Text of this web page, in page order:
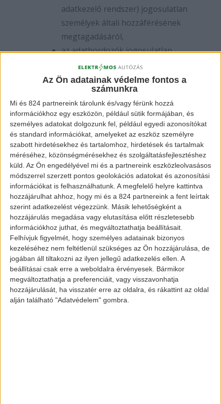
Az Ön adatainak védelme fontos a
számunkra
Mi és 824 partnereink tárolunk és/vagy férünk hozzá
információkhoz egy eszközön, például sütik formájában, és
személyes adatokat dolgozunk fel, például egyedi azonosítókat
és standard információkat, amelyeket az eszköz személyre
szabott hirdetésekhez és tartalomhoz, hirdetések és tartalmak
méréséhez, közönségmérésekhez és szolgáltatásfejlesztéshez
küld. Az Ön engedélyével mi és a partnereink eszközleolvasásos
módszerrel szerzett pontos geolokációs adatokat és azonosítási
információkat is felhasználhatunk. A megfelelő helyre kattintva
hozzájárulhat ahhoz, hogy mi és a 824 partnereink a fent leírtak
szerint adatkezelést végezzünk. Másik lehetőségként a
hozzájárulás megadása vagy elutasítása előtt részletesebb
információkhoz juthat, és megváltoztathatja beállításait.
Felhívjuk figyelmét, hogy személyes adatainak bizonyos
kezeléséhez nem feltétlenül szükséges az Ön hozzájárulása, de
jogában áll tiltakozni az ilyen jellegű adatkezelés ellen. A
beállításai csak erre a weboldalra érvényesek. Bármikor
megváltoztathatja a preferenciáit, vagy visszavonhatja
hozzájárulását, ha visszatér erre az oldalra, és rákattint az oldal
alján található "Adatvédelem" gombra.
adatkezelő rendszer) jogosulatlan
személyek általi hozzáférésének
megtagadásáról,
az adathordozók jogosulatlan
olvasásának, másolásának,
módosításának vagy
eltávolításának
megakadályozásáról,
az adatkezelő rendszerbe a
személyes adatok jogosulatlan
bevitelének, valamint az abban
tárolt személyes adatok
jogosulatlan megismerésének,
módosításának vagy törlésének
megakadályozásáról,
az adatkezelő rendszerek
jogosulatlan személyek általi,
adatátviteli berendezés útján
történő használatának
megakadályozásáról,
arról, hogy az adatkezelő
rendszer használatára jogosult